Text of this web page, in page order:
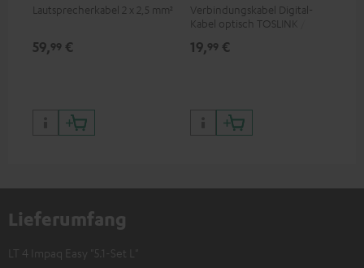
Lautsprecherkabel 2 x 2,5 mm²
59,99 €
Verbindungskabel Digital-
Kabel optisch TOSLINK / 3,5-
19,99 €
Lieferumfang
LT 4 Impaq Easy "5.1-Set L"